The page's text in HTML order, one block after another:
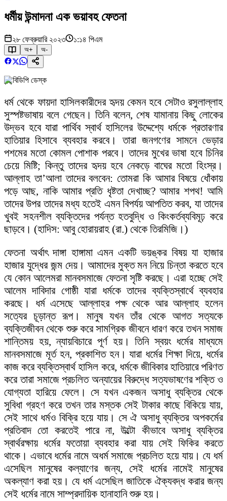
ধর্মীয় উন্মাদনা এক ভয়াবহ ফেতনা
২৮ ফেব্রুয়ারি ২০২৩ ১:১৪ পিএম
অ+ অ-
বিডিপি ডেস্ক
ধর্ম থেকে ফায়দা হাসিলকারীদের হৃদয় কেমন হবে সেটাও রসুলাল্লাহ
সুস্পষ্টভাষায় বলে গেছেন। তিনি বলেন, শেষ যামানায় কিছু লোকের
উদ্ভব হবে যারা পার্থিব স্বার্থ হাসিলের উদ্দেশ্যে ধর্মকে প্রতারণার
হাতিয়ার হিসাবে ব্যবহার করবে। তারা জনগণের সামনে ভেড়ার
পশমের মতো কোমল পোশাক পরবে। তাদের মুখের ভাষা হবে চিনির
চেয়ে মিষ্টি; কিন্তু তাদের হৃদয় হবে নেকড়ে বাঘের মতো হিংস্র।
আল্লাহ তা’আলা তাদের বলবেন: তোমরা কি আমার বিষয়ে ধোঁকায়
পড়ে আছ, নাকি আমার প্রতি ধৃষ্টতা দেখাচ্ছ? আমার শপথ! আমি
তাদের উপর তাদের মধ্য হতেই এমন বিপর্যয় আপতিত করব, যা তাদের
খুবই সহনশীল ব্যক্তিদের পর্যন্ত হতবুদ্ধি ও কিংকর্তব্যবিমূঢ় করে
ছাড়বে। (হাদিস: আবু হোরায়রাহ (রা.) থেকে তিরমিজি।)
ফেতনা অর্থাৎ দাঙ্গা হাঙ্গামা এমন একটি ভয়ঙ্কর বিষয় যা হাজার
হাজার যুদ্ধের জন্ম দেয়। আমাদের মুক্ত মন নিয়ে চিন্তা করতে হবে
যে কোন আলেমরা মানবসমাজে ফেতনা সৃষ্টি করছে। এরা হচ্ছে সেই
আলেম দাবিদার গোষ্ঠী যারা ধর্মকে তাদের ব্যক্তিস্বার্থে ব্যবহার
করছে। ধর্ম এসেছে আল্লাহর পক্ষ থেকে আর আল্লাহ হলেন
সত্যের চূড়ান্ত রূপ। মানুষ যখন তাঁর থেকে আগত সত্যকে
ব্যক্তিজীবন থেকে শুরু করে সামগ্রিক জীবনে ধারণ করে তখন সমাজ
শান্তিময় হয়, ন্যায়বিচারে পূর্ণ হয়। তিনি স্বয়ং ধর্মের মাধ্যমে
মানবসমাজে মূর্ত হন, প্রকাশিত হন। যারা ধর্মের শিক্ষা দিয়ে, ধর্মের
কাজ করে ব্যক্তিস্বার্থ হাসিল করে, ধর্মকে জীবিকার হাতিয়ারে পরিণত
করে তারা সমাজে প্রচলিত অন্যায়ের বিরুদ্ধে সত্যভাষণের শক্তি ও
যোগ্যতা হারিয়ে ফেলে। সে যখন একজন অসাধু ব্যক্তির থেকে
সুবিধা গ্রহণ করে তখন তার মস্তক সেই টাকার কাছে বিকিয়ে যায়,
সেই সাথে ধর্মও বিক্রি হয়ে যায়। সে ঐ অসাধু ব্যক্তির অপকর্মের
প্রতিবাদ তো করতেই পারে না, উল্টো কীভাবে অসাধু ব্যক্তির
স্বার্থরক্ষায় ধর্মের ফতোয়া ব্যবহার করা যায় সেই ফিকির করতে
থাকে। এভাবে ধর্মের নামে অধর্ম সমাজে প্রচলিত হয়ে যায়। যে ধর্ম
এসেছিল মানুষের কল্যাণের জন্য, সেই ধর্মের নামেই মানুষের
অকল্যাণ করা হয়। যে ধর্ম এসেছিল জাতিকে ঐক্যবদ্ধ করার জন্য
সেই ধর্মের নামে সাম্প্রদায়িক হানাহানি শুরু হয়।